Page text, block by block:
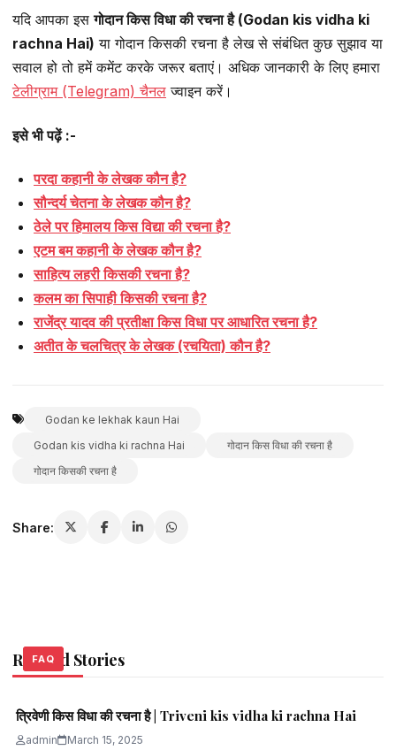
यदि आपका इसगोदान किस विधा की रचना है (Godan kis vidha ki
rachna Hai) या गोदान किसकी रचना है लेख से संबंधित कुछ सुझाव या
सवाल हो तो हमें कमेंट करके जरूर बताएं। अधिक जानकारी के लिए हमारा
टेलीग्राम (Telegram) चैनल ज्वाइन करें।
इसे भी पढ़ें :-
परदा कहानी के लेखक कौन है?
सौन्दर्य चेतना के लेखक कौन है?
ठेले पर हिमालय किस विद्या की रचना है?
एटम बम कहानी के लेखक कौन है?
साहित्य लहरी किसकी रचना है?
कलम का सिपाही किसकी रचना है?
राजेंद्र यादव की प्रतीक्षा किस विधा पर आधारित रचना है?
अतीत के चलचित्र के लेखक (रचयिता) कौन है?
Godan ke lekhak kaun Hai
Godan kis vidha ki rachna Hai
गोदान किस विधा की रचना है
गोदान किसकी रचना है
Share:
Related Stories
FAQ
त्रिवेणी किस विधा की रचना है | Triveni kis vidha ki rachna Hai
admin March 15, 2025
FAQ
FAQ